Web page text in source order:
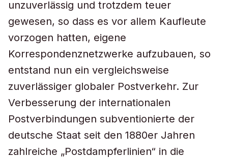
unzuverlässig und trotzdem teuer
gewesen, so dass es vor allem Kaufleute
vorzogen hatten, eigene
Korrespondenznetzwerke aufzubauen, so
entstand nun ein vergleichsweise
zuverlässiger globaler Postverkehr. Zur
Verbesserung der internationalen
Postverbindungen subventionierte der
deutsche Staat seit den 1880er Jahren
zahlreiche „Postdampferlinien“ in die